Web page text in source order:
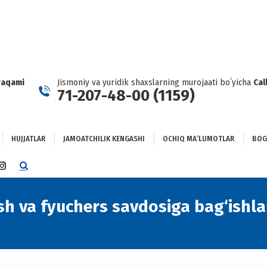
Jismoniy va yuridik shaxslarning murojaati boʻyicha
71-207-48-00 (1159)
HUJJATLAR JAMOATCHILIK KENGASHI OCHIQ MAʼLUMOTLAR
INSTAGRAM
IN va fyuchers savdosiga